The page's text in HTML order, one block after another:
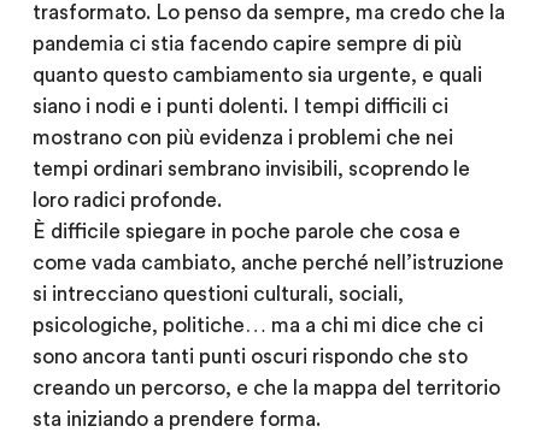
trasformato. Lo penso da sempre, ma credo che la
pandemia ci stia facendo capire sempre di più
quanto questo cambiamento sia urgente, e quali
siano i nodi e i punti dolenti. I tempi difficili ci
mostrano con più evidenza i problemi che nei
tempi ordinari sembrano invisibili, scoprendo le
loro radici profonde.
È difficile spiegare in poche parole che cosa e
come vada cambiato, anche perché nell’istruzione
si intrecciano questioni culturali, sociali,
psicologiche, politiche… ma a chi mi dice che ci
sono ancora tanti punti oscuri rispondo che sto
creando un percorso, e che la mappa del territorio
sta iniziando a prendere forma.